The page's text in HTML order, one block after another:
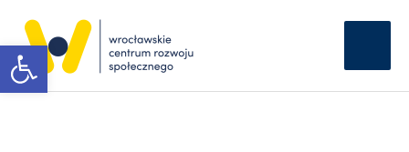
Otwórz pasek narzędzi
treści